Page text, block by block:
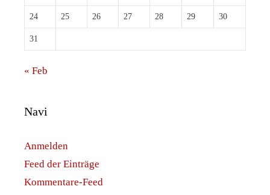
24 25 26 27 28 29 30
31
« Feb
Navi
Anmelden
Feed der Einträge
Kommentare-Feed